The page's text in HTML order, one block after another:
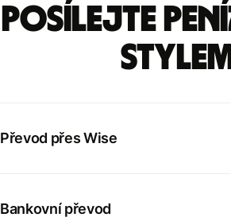
Posílejte
stylem
Převod přes Wise
Bankovní převod